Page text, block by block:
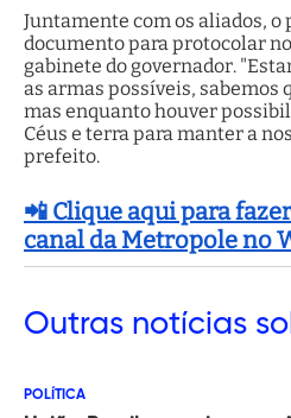
Juntamente com os aliados,
documento para protocolar
gabinete do governador.
as armas possíveis, sabemos
mas enquanto houver
Céus e terra para manter a
prefeito.
📲 Clique aqui para
canal da Metropole no
Outras notícias
POLÍTICA